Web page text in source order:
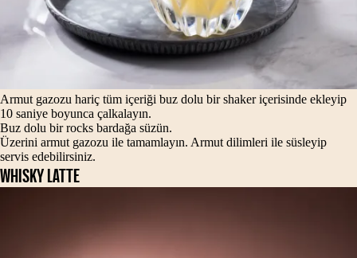
Armut gazozu hariç tüm içeriği buz dolu bir shaker içerisinde ekleyip
10 saniye boyunca çalkalayın.
Buz dolu bir rocks bardağa süzün.
Üzerini armut gazozu ile tamamlayın. Armut dilimleri ile süsleyip
servis edebilirsiniz.
WHISKY LATTE